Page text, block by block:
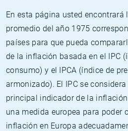
En esta página usted
promedio del año 1975
países para que pueda
de la inflación basada en el IPC
consumo) y el IPCA (índice de
armonizado). El IPC se
principal indicador de la inflación
una medida europea para poder
inflación en Europa